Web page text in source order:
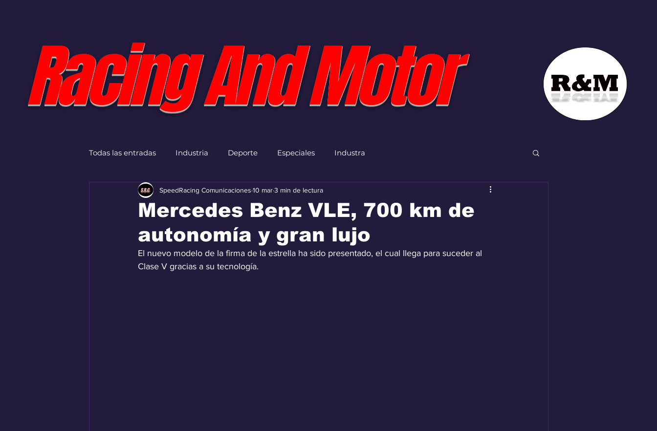
Racing And Motor
Todas las entradas Industria Deporte Especiales Industra
Mercedes Benz VLE, 700 km de
autonomía y gran lujo
SpeedRacing Comunicaciones 10 mar3 min de lectura
El nuevo modelo de la firma de la estrella ha sido presentado, el cual llega para suceder al
Clase V gracias a su tecnología.